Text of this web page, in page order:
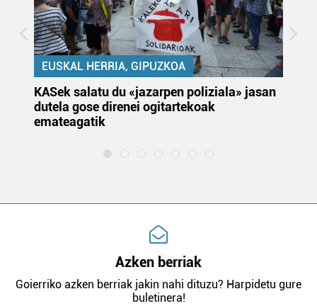
EUSKAL HERRIA, GIPUZKOA
KASek salatu du «jazarpen poliziala» jasan
dutela gose direnei ogitartekoak
emateagatik
Azken berriak
Goierriko azken berriak jakin nahi dituzu? Harpidetu gure
buletinera!